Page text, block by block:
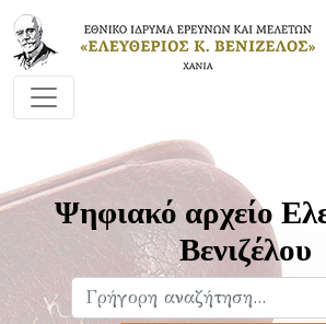
Ψηφιακό αρχείο
Βενιζέλου